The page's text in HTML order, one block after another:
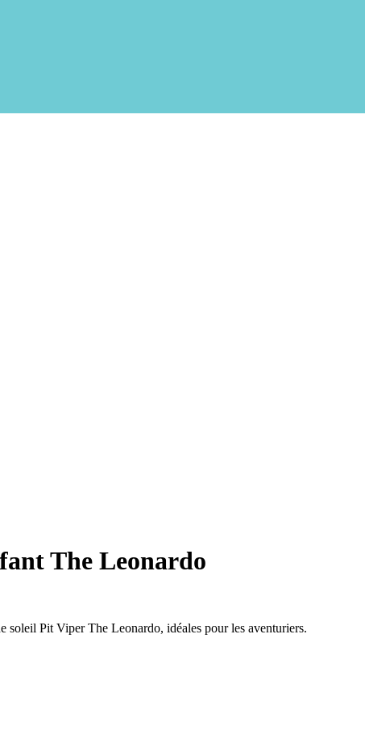
The Leonardo
soleil Pit Viper The Leonardo, idéales pour les aventuriers.